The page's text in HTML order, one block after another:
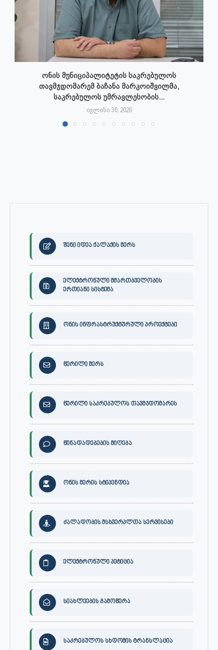
ონის მუნიციპალიტეტის საკრებულოს
თავმჯდომარემ ბაჩანა მარკოიშვილმა,
საკრებულოს უმრავლესობის...
ივლისი 30, 2026
შენი იდეა ქალაქის მერს
ელექტრონული მმართბველობის
ერთიანი სისტემა
ონის ინფრასტრუქტურული პროექტები
წერილი მერს
წერილი საკრებულოს თავმჯდომარეს
წინადადებების მიღება
ონის მერის სტიპენდია
ძალადობის მსხვერპლთა სერვისები
ელექტრონული პეტიცია
სიახლეების გამოწერა
საკრებულოს სხდომის ტრანსლაცია